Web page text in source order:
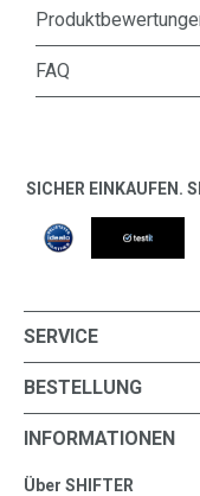
FAQ
SICHER EINKAUFEN.
SERVICE
BESTELLUNG
INFORMATIONEN
Über SHIFTER